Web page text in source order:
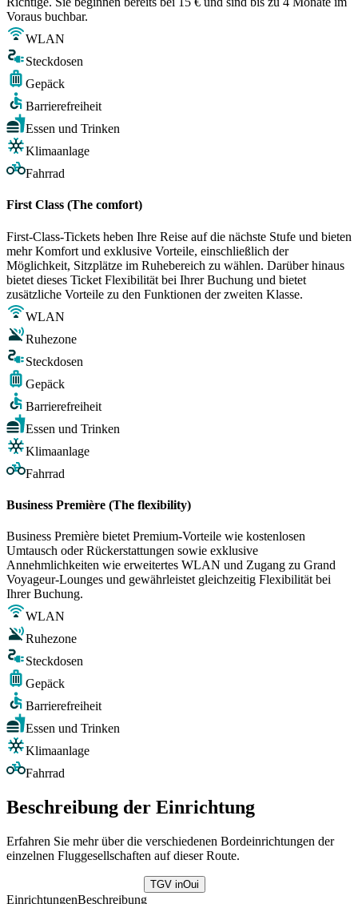
Voraus buchbar.
WLAN
Steckdosen
Gepäck
Barrierefreiheit
Essen und Trinken
Klimaanlage
Fahrrad
First Class (The comfort)
First-Class-Tickets heben Ihre Reise auf die nächste Stufe und bieten
mehr Komfort und exklusive Vorteile, einschließlich der
Möglichkeit, Sitzplätze im Ruhebereich zu wählen. Darüber hinaus
bietet dieses Ticket Flexibilität bei Ihrer Buchung und bietet
zusätzliche Vorteile zu den Funktionen der zweiten Klasse.
WLAN
Ruhezone
Steckdosen
Gepäck
Barrierefreiheit
Essen und Trinken
Klimaanlage
Fahrrad
Business Première (The flexibility)
Business Première bietet Premium-Vorteile wie kostenlosen
Umtausch oder Rückerstattungen sowie exklusive
Annehmlichkeiten wie erweitertes WLAN und Zugang zu Grand
Voyageur-Lounges und gewährleistet gleichzeitig Flexibilität bei
Ihrer Buchung.
WLAN
Ruhezone
Steckdosen
Gepäck
Barrierefreiheit
Essen und Trinken
Klimaanlage
Fahrrad
Beschreibung der Einrichtung
Erfahren Sie mehr über die verschiedenen Bordeinrichtungen der
einzelnen Fluggesellschaften auf dieser Route.
TGV inOui
EinrichtungenBeschreibung